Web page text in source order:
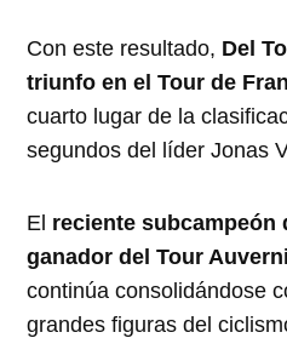
Con este resultado, Del
triunfo en el Tour de
cuarto lugar de la
segundos del líder Jonas
El reciente subcampeón
ganador del Tour
continúa consolidándose
grandes figuras del